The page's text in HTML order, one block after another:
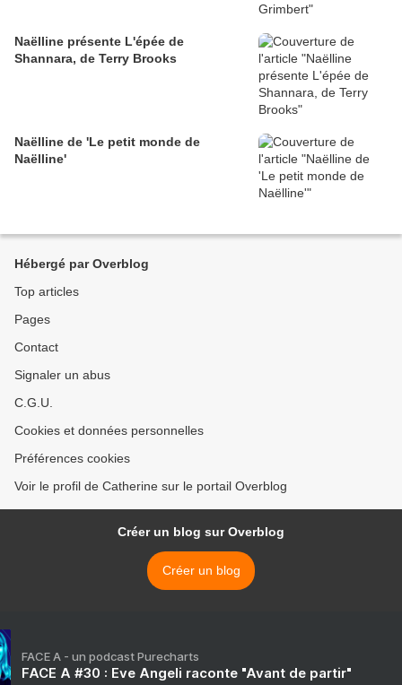
Naëlline présente L'épée de
Shannara, de Terry Brooks
Naëlline de 'Le petit monde de
Naëlline'
Hébergé par Overblog
Top articles
Pages
Contact
Signaler un abus
C.G.U.
Cookies et données personnelles
Préférences cookies
Voir le profil de Catherine sur le portail Overblog
Créer un blog sur Overblog
Créer un blog
FACE A - un podcast Purecharts
FACE A #30 : Eve Angeli raconte "Avant de partir"